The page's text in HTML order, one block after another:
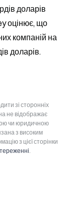
доларів
оцінює, що
компаній на
доларів.
зі сторонніх
не відображає
чи юридичною
з високим
з цієї сторінки
.